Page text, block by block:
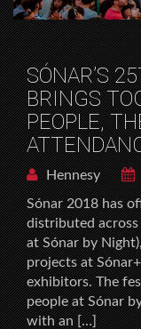
SÓNAR’S
BRINGS
PEOPLE,
Hennesy
Sónar 2018 has
distributed across
at Sónar by
projects at
exhibitors. The
people at Sónar
with an […]